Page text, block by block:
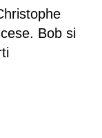
Bob si